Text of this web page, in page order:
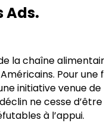
Ads.
la chaîne
Pour une
initiative venue de
ne cesse
à l’appui.